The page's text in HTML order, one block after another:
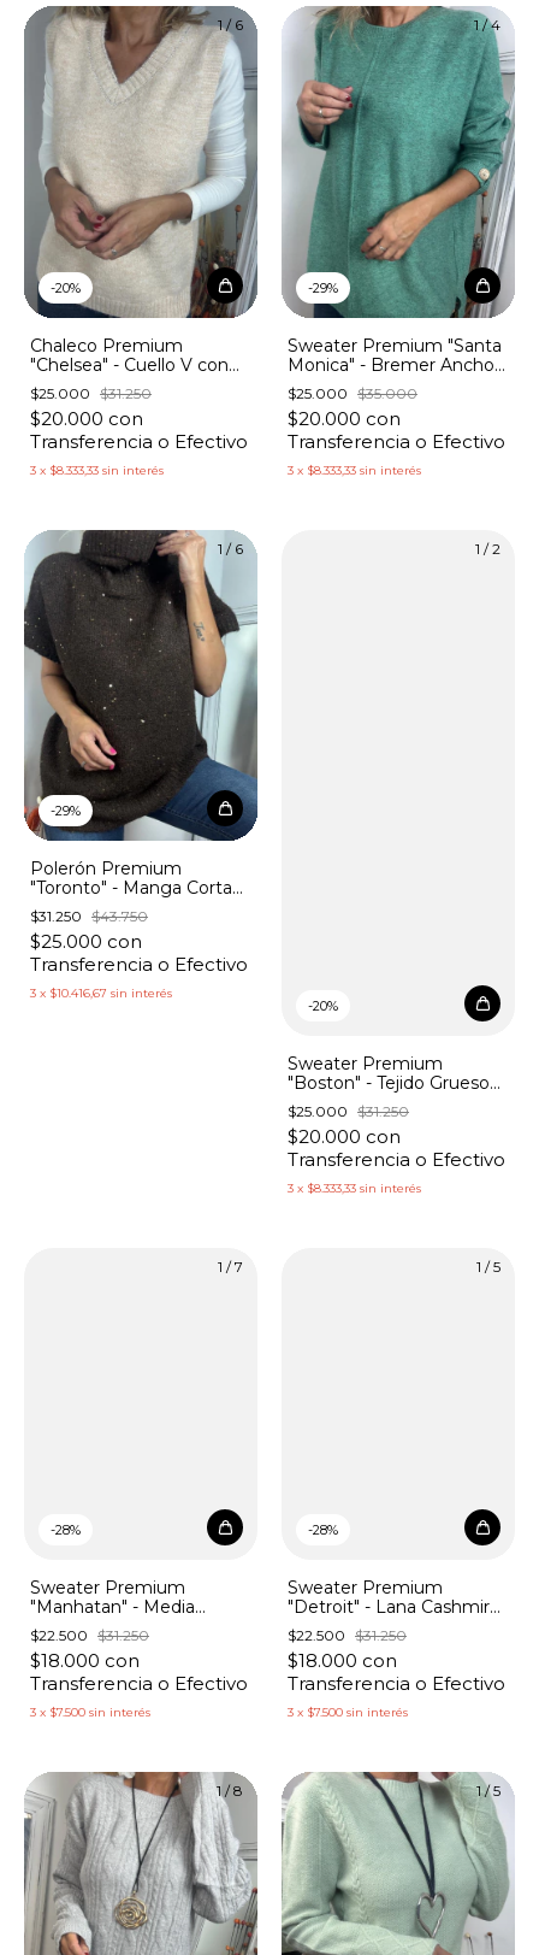
1/ 6
-20%
Chaleco Premium
"Chelsea" - Cuello V con
Tachas
$25.000 $31.250
$20.000 con
Transferencia o Efectivo
3 x $8.333,33 sin interés
1/4
-29%
Sweater Premium "Santa
Monica" - Bremer Ancho
Botón Mangas
$25.000 $35.000
$20.000 con
Transferencia o Efectivo
3 x $8.333,33 sin interés
1 / 6
-29%
Polerón Premium
"Toronto" - Manga Corta
Lana Cashmire con
Lentejuelas
$31.250 $43.750
$25.000 con
Transferencia o Efectivo
3 x $10.416,67 sin interés
1 /2
-20%
Sweater Premium
"Boston" - Tejido Grueso
Blue Degrade
$25.000 $31.250
$20.000 con
Transferencia o Efectivo
3 x $8.333,33 sin interés
1 /7
-28%
Sweater Premium
"Manhatan" - Media
Polera Lana Cashmire
Triángulos
$22.500 $31.250
$18.000 con
Transferencia o Efectivo
3 x $7.500 sin interés
1 /5
-28%
Sweater Premium
"Detroit" - Lana Cashmire
Media Polera Rombos
$22.500 $31.250
$18.000 con
Transferencia o Efectivo
3 x $7.500 sin interés
1 /8 1/5